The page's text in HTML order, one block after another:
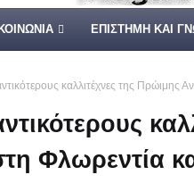
ΕΠΙΣΤΗΜΗ ΚΑΙ
καλλιτέχνες της Πρώιμης
Φλωρεντία